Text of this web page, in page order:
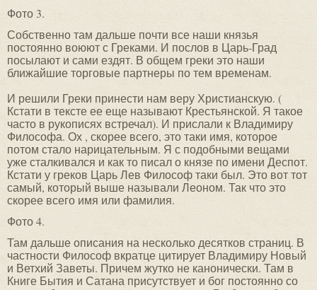
Фото 3.
Собственно там дальше почти все наши князья
постоянно воюют с Греками. И послов в Царь-Град
посылают и сами ездят. В общем греки это наши
ближайшие торговые партнеры по тем временам.
И решили Греки принести нам веру Христианскую. (
Кстати в тексте ее еще называют Крестьянской. Я такое
часто в рукописях встречал). И прислали к Владимиру
Философа. Ох , скорее всего, это таки имя, которое
потом стало нарицательным. Я с подобными вещами
уже сталкивался и как то писал о князе по имени Деспот.
Кстати у греков Царь Лев Философ таки был. Это вот тот
самый, который выше называли Леоном. Так что это
скорее всего имя или фамилия.
Фото 4.
Там дальше описания на несколько десятков страниц. В
частности Философ вкратце цитирует Владимиру Новый
и Ветхий Заветы. Причем жутко не канонически. Там в
Книге Бытия и Сатана присутствует и бог постоянно со